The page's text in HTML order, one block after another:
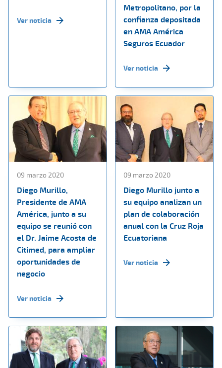
Ver noticia
Metropolitano, por la
confianza depositada
en AMA América
Seguros Ecuador
Ver noticia
09 marzo 2020
Diego Murillo,
Presidente de AMA
América, junto a su
equipo se reunió con
el Dr. Jaime Acosta de
Citimed, para ampliar
oportunidades de
negocio
Ver noticia
09 marzo 2020
Diego Murillo junto a
su equipo analizan un
plan de colaboración
anual con la Cruz Roja
Ecuatoriana
Ver noticia